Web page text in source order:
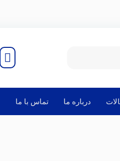
درباره ما تماس با ما